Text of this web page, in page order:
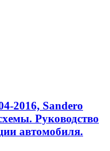
2016, Sandero
Руководство
автомобиля.